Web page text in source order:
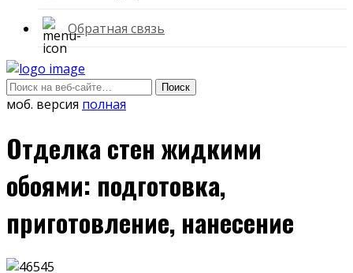
Обратная связь
моб. версия полная
Отделка стен жидкими
обоями: подготовка,
приготовление, нанесение